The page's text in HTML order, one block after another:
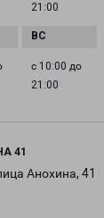
21:00
с 10:00 до
21:00
41
Анохина, 41